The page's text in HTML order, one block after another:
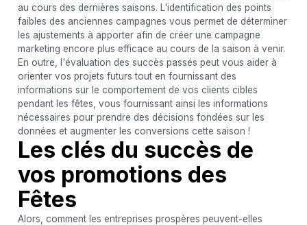
au cours des dernières saisons. L'identification des points
faibles des anciennes campagnes vous permet de déterminer
les ajustements à apporter afin de créer une campagne
marketing encore plus efficace au cours de la saison à venir.
En outre, l'évaluation des succès passés peut vous aider à
orienter vos projets futurs tout en fournissant des
informations sur le comportement de vos clients cibles
pendant les fêtes, vous fournissant ainsi les informations
nécessaires pour prendre des décisions fondées sur les
données et augmenter les conversions cette saison !
Les clés du succès de
vos promotions des
Fêtes
Alors, comment les entreprises prospères peuvent-elles